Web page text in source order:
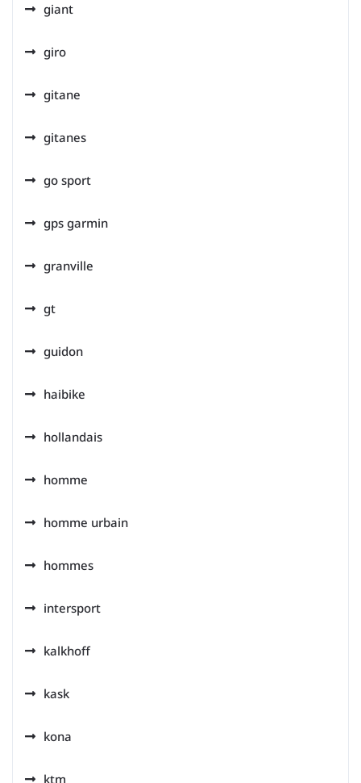
giant
giro
gitane
gitanes
go sport
gps garmin
granville
gt
guidon
haibike
hollandais
homme
homme urbain
hommes
intersport
kalkhoff
kask
kona
ktm